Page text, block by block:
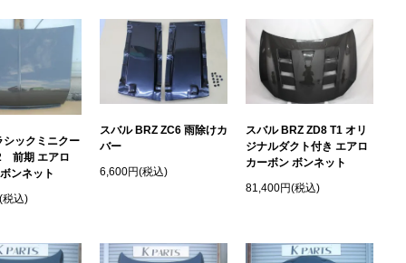
シックミニクー
前期 エアロ
ンネット
税込)
スバル BRZ ZC6 雨除けカ
バー
6,600円(税込)
スバル BRZ ZD8 T1 オリ
ジナルダクト付き エアロ
カーボン ボンネット
81,400円(税込)